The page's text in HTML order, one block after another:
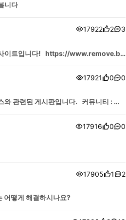
니다
17922 2 3
사이트입니다! https://www.remove.b
17921 0 0
관련된 게시판입니다. 커뮤니티 : 커
17916 0 0
17905 1 2
어떻게 해결하시나요?